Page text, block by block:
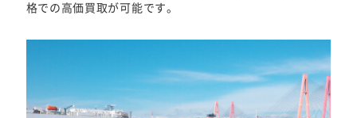
格での高価買取が可能です。